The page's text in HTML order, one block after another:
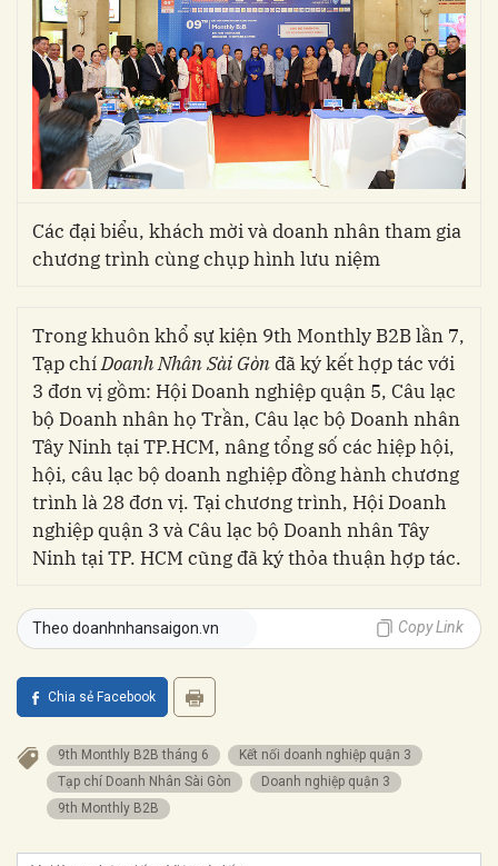
Các đại biểu, khách mời và doanh nhân tham gia
chương trình cùng chụp hình lưu niệm
Trong khuôn khổ sự kiện 9th Monthly B2B lần 7,
Tạp chíDoanh Nhân Sài Gònđã ký kết hợp tác với
3 đơn vị gồm: Hội Doanh nghiệp quận 5, Câu lạc
bộ Doanh nhân họ Trần, Câu lạc bộ Doanh nhân
Tây Ninh tại TP.HCM, nâng tổng số các hiệp hội,
hội, câu lạc bộ doanh nghiệp đồng hành chương
trình là 28 đơn vị. Tại chương trình, Hội Doanh
nghiệp quận 3 và Câu lạc bộ Doanh nhân Tây
Ninh tại TP. HCM cũng đã ký thỏa thuận hợp tác.
Theo doanhnhansaigon.vn Copy Link
Chia sẻ Facebook
9th Monthly B2B tháng 6
Kết nối doanh nghiệp quận 3
Tạp chí Doanh Nhân Sài Gòn
Doanh nghiệp quận 3
9th Monthly B2B